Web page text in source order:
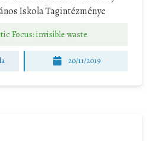
Iskola Tagintézménye
Focus: invisible waste
20/11/2019